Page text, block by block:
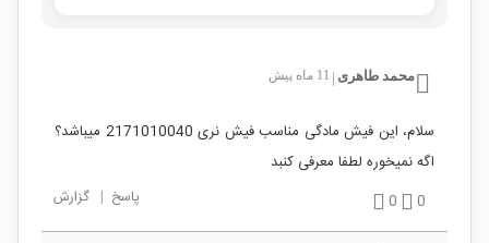
محمد طاهری 11 ماه پیش
سلام، این فیش مادگی مناسب فیش نری 2171010040 میباشد؟
اگه نمیخوره لطفا معرفی کنبد
0
0 پاسخ | گزارش